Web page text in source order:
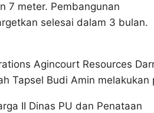
7 meter. Pembangunan
selesai dalam 3 bulan.
Agincourt Resources
Tapsel Budi Amin
II Dinas PU dan Penataan